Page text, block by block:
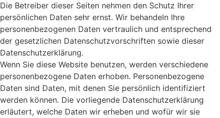
Die Betreiber dieser Seiten nehmen den Schutz Ihrer
persönlichen Daten sehr ernst. Wir behandeln Ihre
personenbezogenen Daten vertraulich und entsprechend
der gesetzlichen Datenschutzvorschriften sowie dieser
Datenschutzerklärung.
Wenn Sie diese Website benutzen, werden verschiedene
personenbezogene Daten erhoben. Personenbezogene
Daten sind Daten, mit denen Sie persönlich identifiziert
werden können. Die vorliegende Datenschutzerklärung
erläutert, welche Daten wir erheben und wofür wir sie